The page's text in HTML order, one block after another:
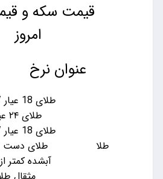
قیمت سکه و
امروز
عنوان نرخ
طلا
طلای 18 عیار / 750
طلای ۲۴ عیار
طلای 18 عیار / 740
طلای دست
آبشده کمتر